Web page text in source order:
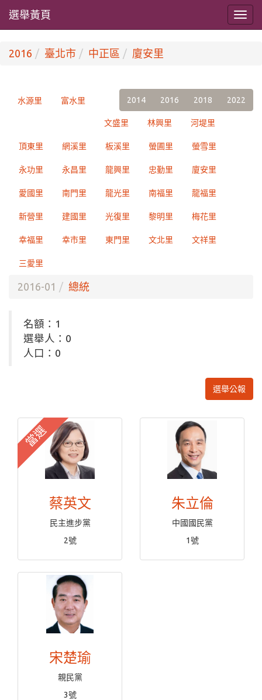
選舉黃頁
2016 臺北市 中正區 廈安里
2014 2016 2018 2022
水源里 富水里
文盛里 林興里 河堤里
頂東里 網溪里 板溪里 螢圃里 螢雪里
永功里 永昌里 龍興里 忠勤里 廈安里
愛國里 南門里 龍光里 南福里 龍福里
新營里 建國里 光復里 黎明里 梅花里
幸福里 幸市里 東門里 文北里 文祥里
三愛里
2016-01 總統
名額：1
選舉人：0
人口：0
選舉公報
當選
蔡英文
民主進步黨
2號
朱立倫
中國國民黨
1號
宋楚瑜
親民黨
3號